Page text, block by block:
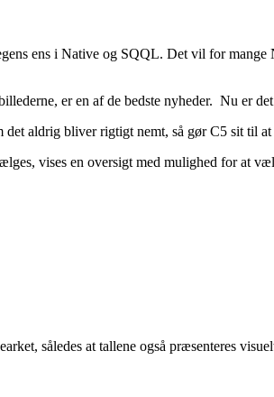
ens i Native og SQQL. Det vil for
er en af de bedste nyheder. Nu er
aldrig bliver rigtigt nemt, så gør C5 sit til
vises en oversigt med mulighed for at
således at tallene også præsenteres